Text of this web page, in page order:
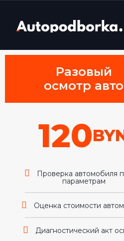
Разовый
осмотр авто
120
Проверка автомобиля
параметрам
Оценка стоимости
Диагностический акт